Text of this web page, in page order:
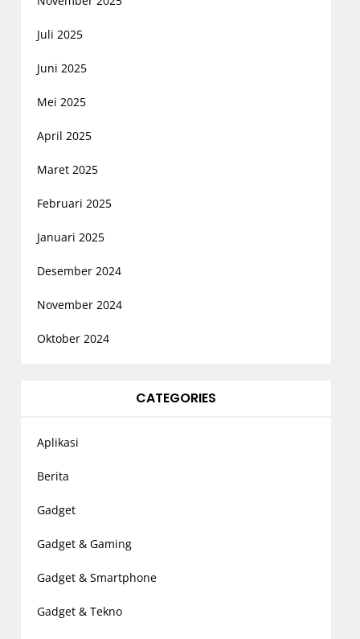
Juli 2025
Juni 2025
Mei 2025
April 2025
Maret 2025
Februari 2025
Januari 2025
Desember 2024
November 2024
Oktober 2024
CATEGORIES
Aplikasi
Berita
Gadget
Gadget & Gaming
Gadget & Smartphone
Gadget & Tekno